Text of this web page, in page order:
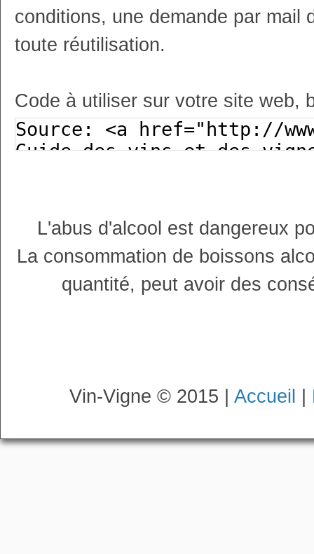
conditions, une demande par mail
toute réutilisation.
Code à utiliser sur votre site web,
L'abus d'alcool est dangereux
La consommation de boissons
quantité, peut avoir des
Vin-Vigne © 2015 | Accueil